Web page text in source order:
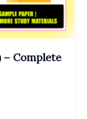
– Complete